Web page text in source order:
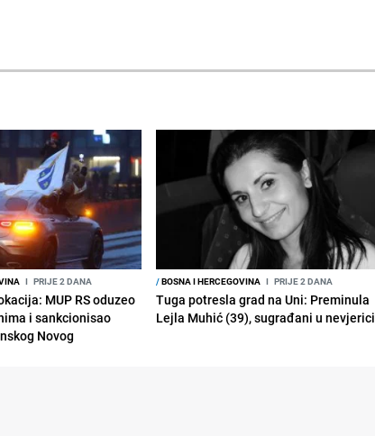
I PRIJE 2 DANA
MUP RS oduzeo
i sankcionisao
Novog
/BOSNA I HERCEGOVINA I PRIJE 2 DANA
Tuga potresla grad na Uni: Preminula
Lejla Muhić (39), sugrađani u nevjerici